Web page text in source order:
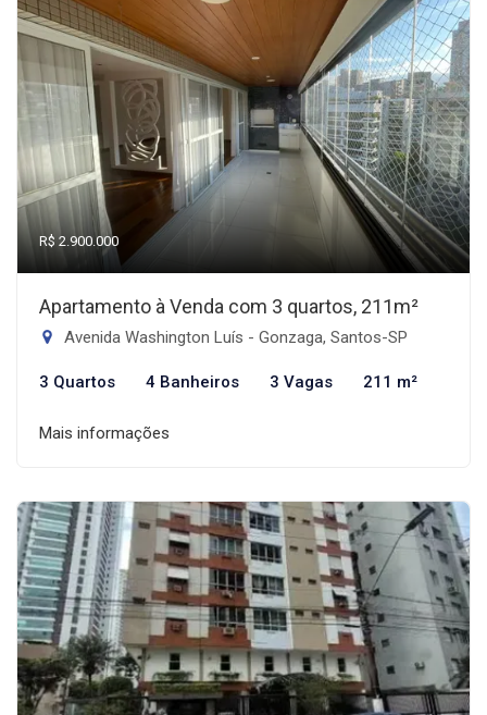
R$ 2.900.000
Apartamento à Venda com 3 quartos, 211m²
Avenida Washington Luís - Gonzaga, Santos-SP
3 Quartos 4 Banheiros 3 Vagas 211 m²
Mais informações